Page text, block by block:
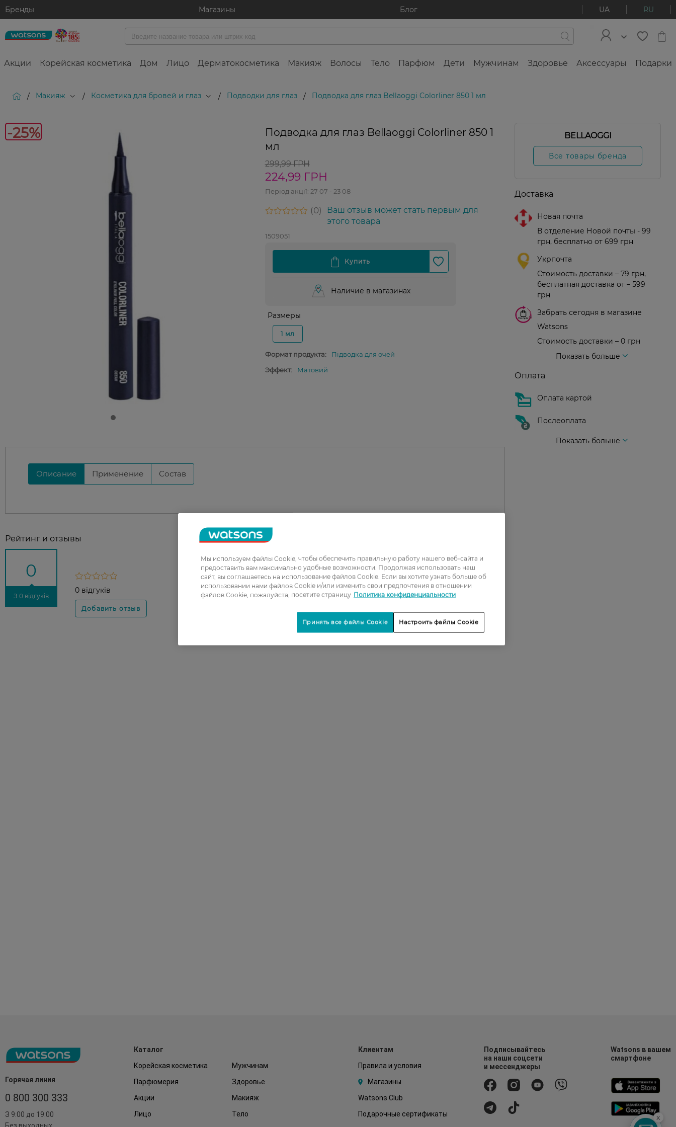
Бренды Магазины Блог UA RU
Акции Корейская косметика Дом Лицо Дерматокосметика Макияж Волосы Тело Парфюм Дети Мужчинам Здоровье Аксессуары Подарки
/ Макияж / Косметика для бровей и глаз / Подводки для глаз / Подводка для глаз Bellaoggi Colorliner 850 1 мл
-25%
Подводка для глаз Bellaoggi Colorliner 850 1
мл
299,99 ГРН
224,99 ГРН
Період акції: 27 07 - 23 08
0
Ваш отзыв может стать первым для
этого товара
1509051
Наличие в магазинах
Размеры
1 мл
Формат продукта:
Підводка для очей
Эффект:
Матовий
Описание Применение Состав
Рейтинг и отзывы
0
З 0 відгуків
0 відгуків
1
2
3
4
BELLAOGGI
Все товары бренда
Доставка
Новая почта
В отделение Новой почты - 99
грн, бесплатно от 699 грн
Укрпочта
Стоимость доставки – 79 грн,
бесплатная доставка от – 599
грн
Забрать сегодня в магазине
Watsons
Стоимость доставки – 0 грн
Показать больше
Оплата
Оплата картой
Послеоплата
Показать больше
Горячая линия
0 800 300 333
З 9:00 до 19:00
Каталог
Корейская косметика
Мужчинам
Парфюмерия
Здоровье
Акции
Макияж
Лицо
Тело
Клиентам
Правила и условия
Магазины
Watsons Club
Подарочные сертификаты
Подписывайтесь
на наши соцсети
и мессенджеры
Watsons в вашем
смартфоне
x
Мы используем файлы Cookie, чтобы обеспечить правильную работу нашего веб-сайта и
предоставить вам максимально удобные возможности. Продолжая использовать наш
сайт, вы соглашаетесь на использование файлов Cookie. Если вы хотите узнать больше об
использовании нами файлов Cookie и/или изменить свои предпочтения в отношении
файлов Cookie, пожалуйста, посетите страницу Политика конфиденциальности
Настроить файлы Cookie
Принять все файлы Cookie